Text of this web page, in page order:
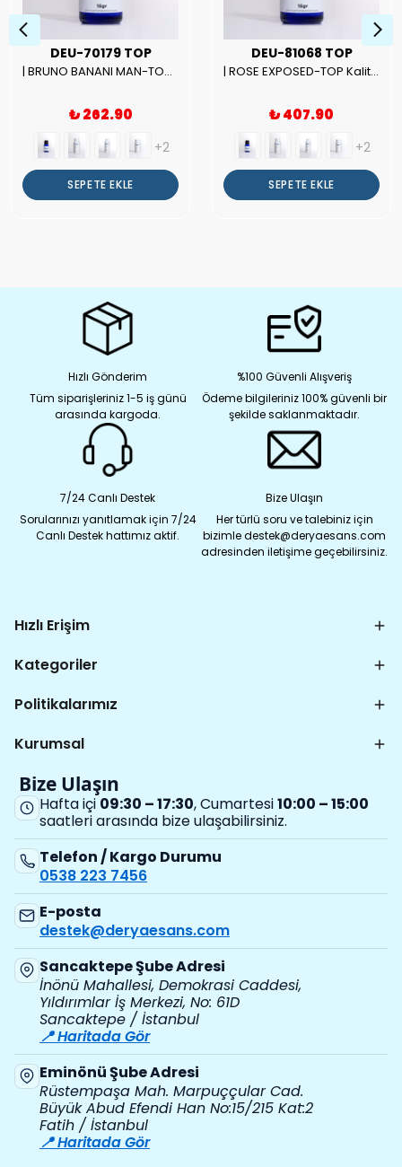
DEU-70179 TOP
| BRUNO BANANI MAN-TOP Kalite Erkek Parfüm Esansı.|
₺ 262.90
+2
SEPETE EKLE
DEU-81068 TOP
| ROSE EXPOSED-TOP Kalite Unısex Parfüm Esansı.|
₺ 407.90
+2
SEPETE EKLE
Hızlı Gönderim
Tüm siparişleriniz 1-5 iş günü
arasında kargoda.
%100 Güvenli Alışveriş
Ödeme bilgileriniz 100% güvenli bir
şekilde saklanmaktadır.
7/24 Canlı Destek
Sorularınızı yanıtlamak için 7/24
Canlı Destek hattımız aktif.
Bize Ulaşın
Her türlü soru ve talebiniz için
bizimle destek@deryaesans.com
adresinden iletişime geçebilirsiniz.
Hızlı Erişim
Kategoriler
Politikalarımız
Kurumsal
Bize Ulaşın
Hafta içi 09:30 – 17:30, Cumartesi10:00 – 15:00
saatleri arasında bize ulaşabilirsiniz.
Telefon / Kargo Durumu
0538 223 7456
E-posta
destek@deryaesans.com
Sancaktepe Şube Adresi
İnönü Mahallesi, Demokrasi Caddesi,
Yıldırımlar İş Merkezi, No: 61D
Sancaktepe / İstanbul
📍 Haritada Gör
Eminönü Şube Adresi
Rüstempaşa Mah. Marpuççular Cad.
Büyük Abud Efendi Han No:15/215 Kat:2
Fatih / İstanbul
📍 Haritada Gör